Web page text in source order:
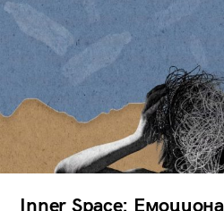
Inner Space: